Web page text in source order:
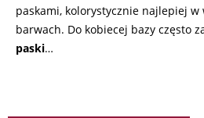
paskami, kolorystycznie najlepiej
barwach. Do kobiecej bazy często
paski…